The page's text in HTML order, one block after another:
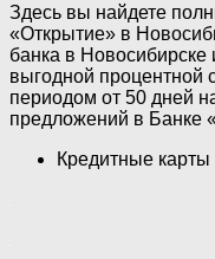
Здесь вы найдете
«Открытие» в
банка в Новосибирске
выгодной процентной
периодом от 50 дней
предложений в Банке
Кредитные карты